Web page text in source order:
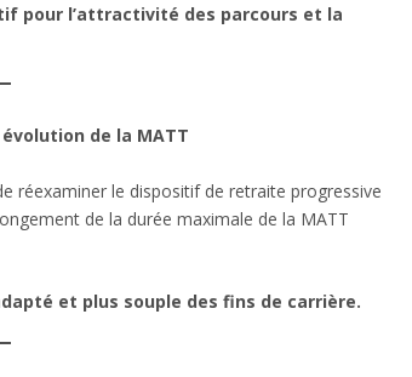
pour l’attractivité des parcours et la
de la MATT
réexaminer le dispositif de retraite progressive
de la durée maximale de la MATT
et plus souple des fins de carrière.